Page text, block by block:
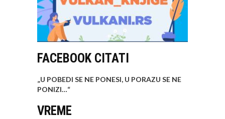
FACEBOOK CITATI
„U POBEDI SE NE PONESI, U PORAZU SE NE
PONIZI…“
VREME